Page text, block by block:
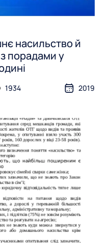
насильство й
порадами у
1934 2019